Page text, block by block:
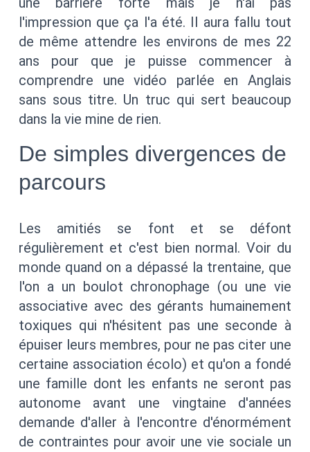
l'impression que ça l'a été. Il aura fallu tout
de même attendre les environs de mes 22
ans pour que je puisse commencer à
comprendre une vidéo parlée en Anglais
sans sous titre. Un truc qui sert beaucoup
dans la vie mine de rien.
De simples divergences de
parcours
Les amitiés se font et se défont
régulièrement et c'est bien normal. Voir du
monde quand on a dépassé la trentaine, que
l'on a un boulot chronophage (ou une vie
associative avec des gérants humainement
toxiques qui n'hésitent pas une seconde à
épuiser leurs membres, pour ne pas citer une
certaine association écolo) et qu'on a fondé
une famille dont les enfants ne seront pas
autonome avant une vingtaine d'années
demande d'aller à l'encontre d'énormément
de contraintes pour avoir une vie sociale un